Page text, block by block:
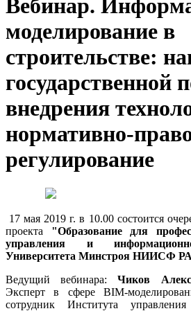
Вебинар.
моделирование в
строительстве:
государственной
внедрения
нормативно-
регулирование
17 мая 2019 г. в 10.00 состоится
проекта "Образование для
управления и
Университета Минстроя НИИСФ
Ведущий вебинара:Чиков
Эксперт в сфере BIM-
сотрудник Института